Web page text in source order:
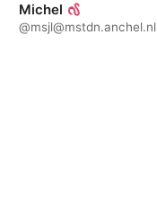
Michel
@msjl@mstdn.anchel.nl